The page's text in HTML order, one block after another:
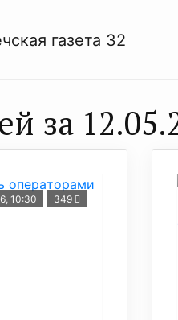
за
10:30 349